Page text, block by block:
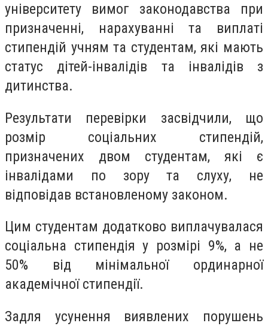
університету вимог законодавства при
призначенні, нарахуванні та виплаті
стипендій учням та студентам, які мають
статус дітей-інвалідів та інвалідів з
дитинства.
Результати перевірки засвідчили, що
розмір соціальних стипендій,
призначених двом студентам, які є
інвалідами по зору та слуху, не
відповідав встановленому законом.
Цим студентам додатково виплачувалася
соціальна стипендія у розмірі 9%, а не
50% від мінімальної ординарної
академічної стипендії.
Задля усунення виявлених порушень